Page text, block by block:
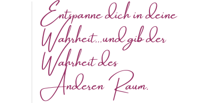
Entspanne dich in deine
Wahrheit…und gib der
Wahrheit des
Anderen Raum.